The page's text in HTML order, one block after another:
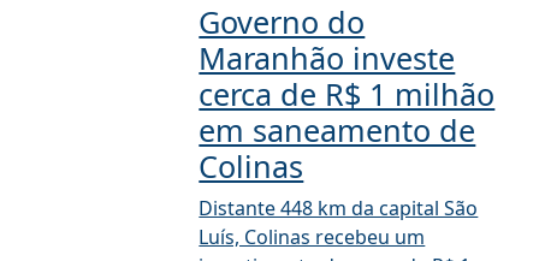
Governo do
Maranhão investe
cerca de R$ 1 milhão
em saneamento de
Colinas
Distante 448 km da capital São
Luís, Colinas recebeu um